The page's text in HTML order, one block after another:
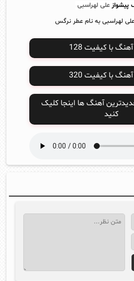
پیشواز علی لهراسبی
لهراسبی به نام عطر نرگس
با کیفیت 128
با کیفیت 320
آهنگ ها اینجا کلیک
کنید